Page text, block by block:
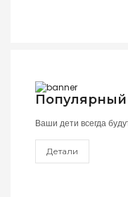
Популярный
Ваши дети всегда
Детали